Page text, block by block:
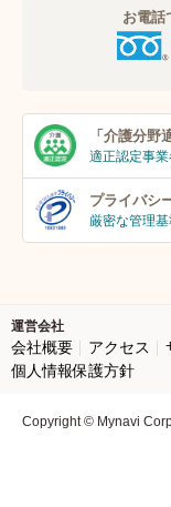
お電話
「介護分野
適正認定事
プライバシ
厳密な管理
運営会社
会社概要 アクセス
個人情報保護方針
Copyright © Mynavi